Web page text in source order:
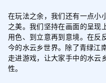
在玩法之余，我们还有一点小
之美。我们坚持在画面的呈现
用色、到立意再到意境。在反
今的水云乡世界。除了青绿江
走进游戏，让大家手中的水云
性。